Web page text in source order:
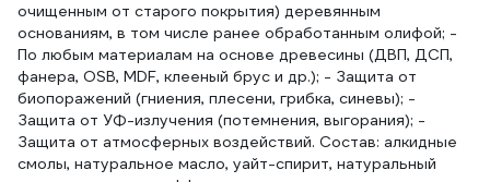
очищенным от старого покрытия) деревянным
основаниям, в том числе ранее обработанным олифой; -
По любым материалам на основе древесины (ДВП, ДСП,
фанера, OSB, MDF, клееный брус и др.); - Защита от
биопоражений (гниения, плесени, грибка, синевы); -
Защита от УФ-излучения (потемнения, выгорания); -
Защита от атмосферных воздействий. Состав: алкидные
смолы, натуральное масло, уайт-спирит, натуральный